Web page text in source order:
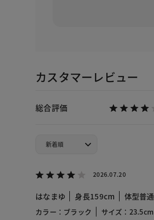
カスタマーレビュー
総合評価
2026.07.20
はなまゆ 身長159cm 体型普通
カラー：ブラック サイズ：23.5cm